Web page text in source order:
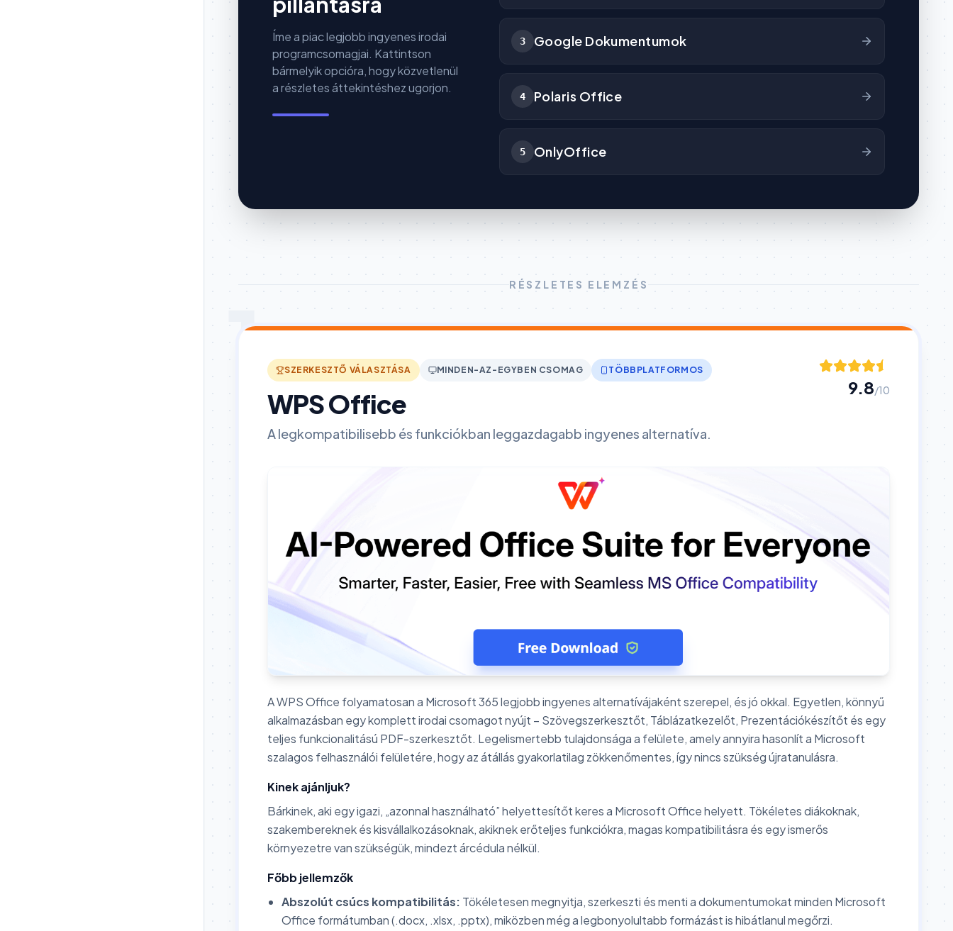
Íme a piac legjobb ingyenes irodai
programcsomagjai. Kattintson
bármelyik opcióra, hogy közvetlenül
a részletes áttekintéshez ugorjon.
3 Google Dokumentumok
4 Polaris Office
5 OnlyOffice
RÉSZLETES ELEMZÉS
1 SZERKESZTŐ VÁLASZTÁSA MINDEN-AZ-EGYBEN CSOMAG TÖBBPLATFORMOS
WPS Office
A legkompatibilisebb és funkciókban leggazdagabb ingyenes alternatíva.
9.8/10
A WPS Office folyamatosan a Microsoft 365 legjobb ingyenes alternatívájaként szerepel, és jó okkal. Egyetlen, könnyű
alkalmazásban egy komplett irodai csomagot nyújt – Szövegszerkesztőt, Táblázatkezelőt, Prezentációkészítőt és egy
teljes funkcionalitású PDF-szerkesztőt. Legelismertebb tulajdonsága a felülete, amely annyira hasonlít a Microsoft
szalagos felhasználói felületére, hogy az átállás gyakorlatilag zökkenőmentes, így nincs szükség újratanulásra.
Kinek ajánljuk?
Bárkinek, aki egy igazi, „azonnal használható” helyettesítőt keres a Microsoft Office helyett. Tökéletes diákoknak,
szakembereknek és kisvállalkozásoknak, akiknek erőteljes funkciókra, magas kompatibilitásra és egy ismerős
környezetre van szükségük, mindezt árcédula nélkül.
Főbb jellemzők
Abszolút csúcs kompatibilitás: Tökéletesen megnyitja, szerkeszti és menti a dokumentumokat minden Microsoft
Office formátumban (.docx, .xlsx, .pptx), miközben még a legbonyolultabb formázást is hibátlanul megőrzi.